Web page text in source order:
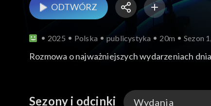
ODTWÓRZ
2025 Polska publicystyka 20m Sezon
Rozmowa o najważniejszych wydarzeniach
Sezony i odcinki Wydania